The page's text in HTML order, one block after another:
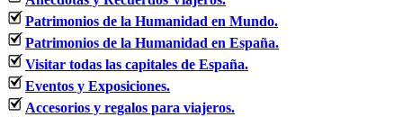
Patrimonios de la Humanidad en Mundo.
Patrimonios de la Humanidad en España.
Visitar todas las capitales de España.
Eventos y Exposiciones.
Accesorios y regalos para viajeros.